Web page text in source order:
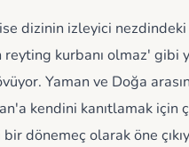
dizinin izleyici
kurbanı olmaz'
Yaman ve Doğa
kendini kanıtlamak
dönemeç olarak öne